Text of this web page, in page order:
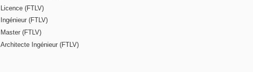
Licence (FTLV)
Ingénieur (FTLV)
Master (FTLV)
Architecte Ingénieur (FTLV)